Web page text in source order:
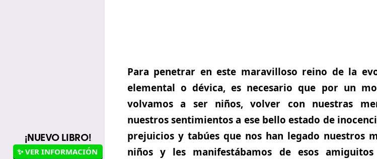
¡NUEVO LIBRO!
✨ VER INFORMACIÓN
Para penetrar en este maravilloso reino de la
elemental o dévica, es necesario que por un
volvamos a ser niños, volver con nuestras
nuestros sentimientos a ese bello estado de
prejuicios y tabúes que nos han legado nuestros
niños y les manifestábamos de esos